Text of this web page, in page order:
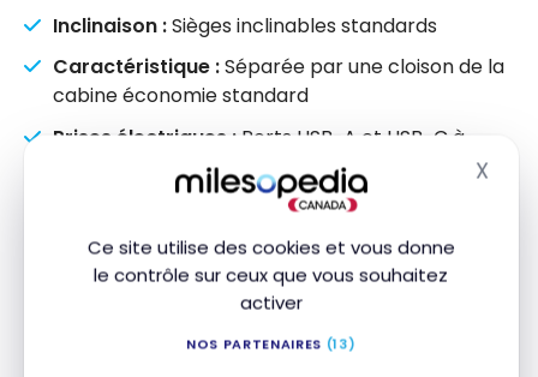
Ce site utilise des cookies et vous donne
le contrôle sur ceux que vous souhaitez
activer
NOS PARTENAIRES (13)
X
Inclinaison :Sièges inclinables standards
Caractéristique :Séparée par une cloison de la
cabine économie standard
Prises électriques : Ports USB-A et USB-C à
Cabine Économie
132 sièges (22 rangées en